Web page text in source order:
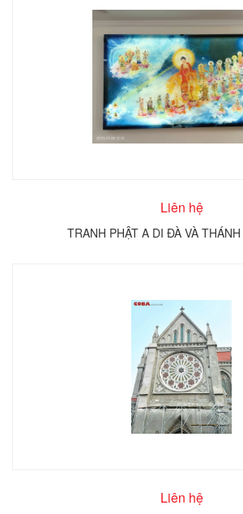
Liên hệ
TRANH PHẬT A DI ĐÀ VÀ
Liên hệ